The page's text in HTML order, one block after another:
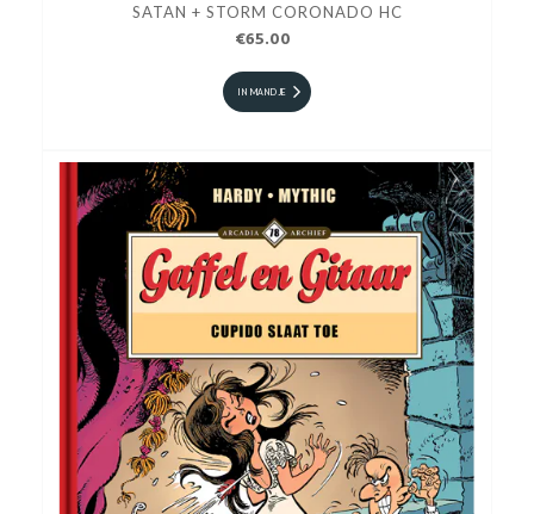
SATAN + STORM CORONADO HC
€65.00
IN MANDJE